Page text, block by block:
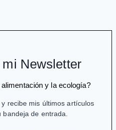
Newsletter
y la ecología?
recibe mis últimos artículos
bandeja de entrada.